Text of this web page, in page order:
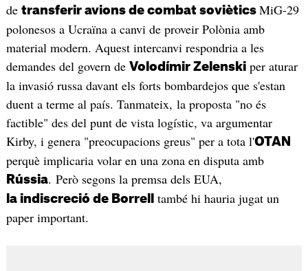
de transferir avions de combat soviètics MiG-29
polonesos a Ucraïna a canvi de proveir Polònia amb
material modern. Aquest intercanvi respondria a les
demandes del govern de Volodímir Zelenskiper aturar
la invasió russa davant els forts bombardejos que s'estan
duent a terme al país. Tanmateix, la proposta "no és
factible" des del punt de vista logístic, va argumentar
Kirby, i genera "preocupacions greus" per a tota l'OTAN
perquè implicaria volar en una zona en disputa amb
Rússia. Però segons la premsa dels EUA,
la indiscreció de Borrell també hi hauria jugat un
paper important.